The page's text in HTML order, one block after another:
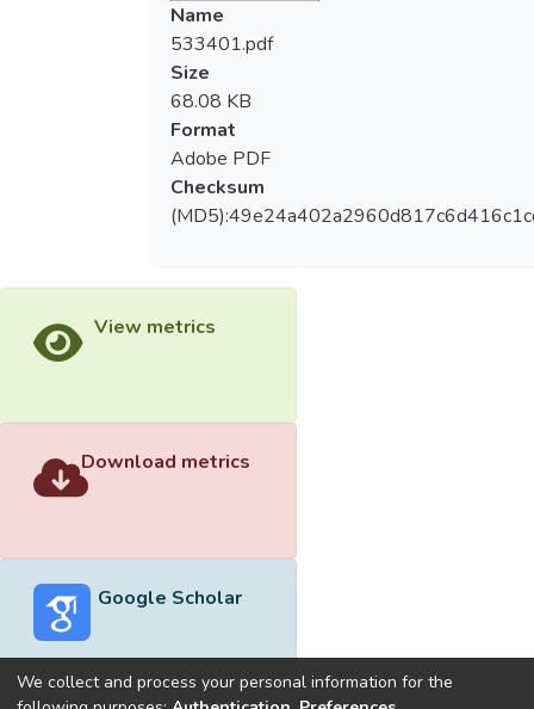
Name
533401.pdf
Size
68.08 KB
Format
Adobe PDF
Checksum
View metrics
Download metrics
Google Scholar
We collect and process your personal information for the